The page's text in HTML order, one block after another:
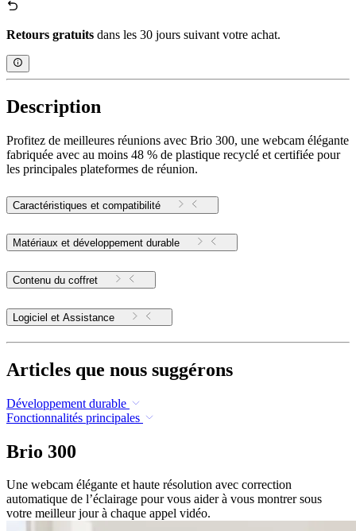
Retours gratuits dans les 30 jours suivant votre achat.
Description
Profitez de meilleures réunions avec Brio 300, une webcam élégante
fabriquée avec au moins 48 % de plastique recyclé et certifiée pour
les principales plateformes de réunion.
Caractéristiques et compatibilité
Matériaux et développement durable
Contenu du coffret
Logiciel et Assistance
Articles que nous suggérons
Développement durable
Fonctionnalités principales
Brio 300
Une webcam élégante et haute résolution avec correction
automatique de l’éclairage pour vous aider à vous montrer sous
votre meilleur jour à chaque appel vidéo.